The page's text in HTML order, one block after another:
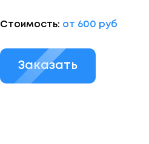
Стоимость: от 600 руб
Заказать